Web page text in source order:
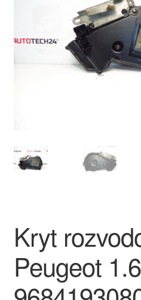
Platby
Reklamačný poriadok
Kryt
Peugeot